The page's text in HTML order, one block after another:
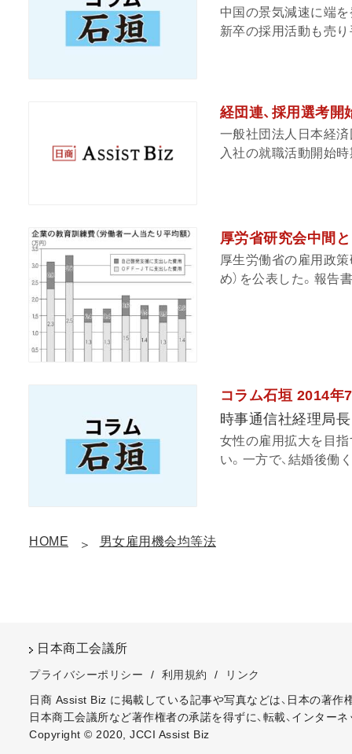
中国の景気減速に端
新卒の採用活動も売
経団連、採用選考
一般社団法人日本経済
入社の就職活動開始
厚労省研究会中間
厚生労働省の雇用政
め）を公表した。報告
コラム石垣 2014年
時事通信社経理局長
女性の雇用拡大を目
い。一方で、結婚後働
HOME 男女雇用機会均等法
日本商工会議所
プライバシーポリシー / 利用規約 /
リンク
日商 Assist Biz に掲載している記事や写真などは、日本の著作
日本商工会議所など著作権者の承諾を得ずに、転載、インター
Copyright © 2020, JCCI Assist Biz